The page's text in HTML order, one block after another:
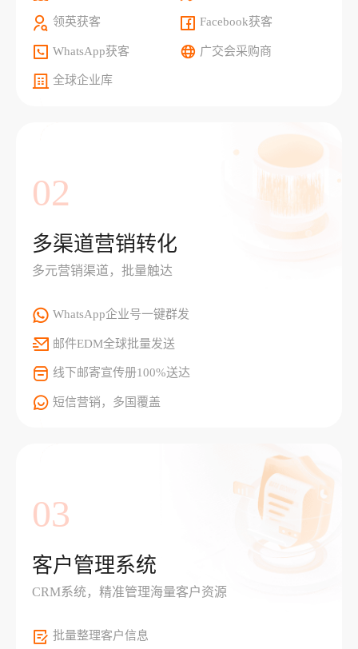
领英获客 Facebook获客
WhatsApp获客 广交会采购商
全球企业库
02
多渠道营销转化
多元营销渠道，批量触达
WhatsApp企业号一键群发
邮件EDM全球批量发送
线下邮寄宣传册100%送达
短信营销，多国覆盖
03
客户管理系统
CRM系统，精准管理海量客户资源
批量整理客户信息